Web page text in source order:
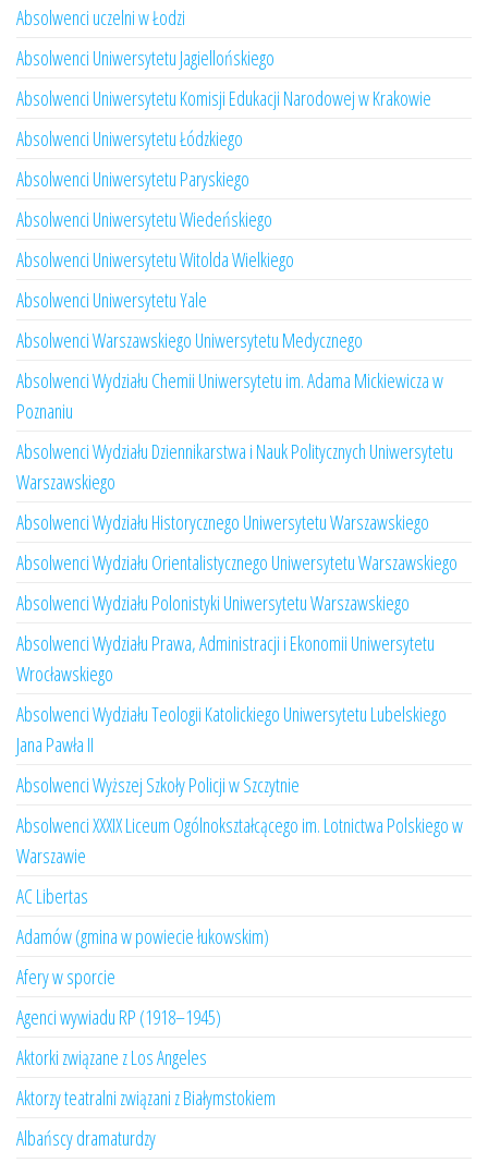
Absolwenci uczelni w Łodzi
Absolwenci Uniwersytetu Jagiellońskiego
Absolwenci Uniwersytetu Komisji Edukacji Narodowej w Krakowie
Absolwenci Uniwersytetu Łódzkiego
Absolwenci Uniwersytetu Paryskiego
Absolwenci Uniwersytetu Wiedeńskiego
Absolwenci Uniwersytetu Witolda Wielkiego
Absolwenci Uniwersytetu Yale
Absolwenci Warszawskiego Uniwersytetu Medycznego
Absolwenci Wydziału Chemii Uniwersytetu im. Adama Mickiewicza w
Poznaniu
Absolwenci Wydziału Dziennikarstwa i Nauk Politycznych Uniwersytetu
Warszawskiego
Absolwenci Wydziału Historycznego Uniwersytetu Warszawskiego
Absolwenci Wydziału Orientalistycznego Uniwersytetu Warszawskiego
Absolwenci Wydziału Polonistyki Uniwersytetu Warszawskiego
Absolwenci Wydziału Prawa, Administracji i Ekonomii Uniwersytetu
Wrocławskiego
Absolwenci Wydziału Teologii Katolickiego Uniwersytetu Lubelskiego
Jana Pawła II
Absolwenci Wyższej Szkoły Policji w Szczytnie
Absolwenci XXXIX Liceum Ogólnokształcącego im. Lotnictwa Polskiego w
Warszawie
AC Libertas
Adamów (gmina w powiecie łukowskim)
Afery w sporcie
Agenci wywiadu RP (1918–1945)
Aktorki związane z Los Angeles
Aktorzy teatralni związani z Białymstokiem
Albańscy dramaturdzy